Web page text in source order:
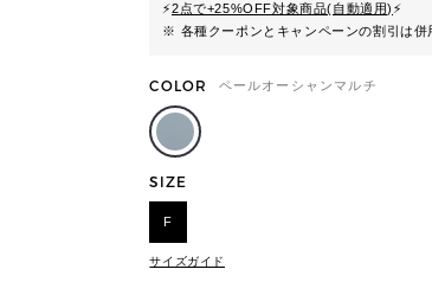
⚡2点で+25%OFF対象商品(自動適用) ⚡
※ 各種クーポンとキャンペーンの割引は併
COLOR ペールオーシャンマルチ
SIZE
F
サイズガイド